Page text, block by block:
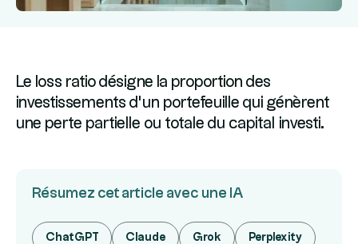
Le loss ratio désigne la proportion des
investissements d’un portefeuille qui génèrent
une perte partielle ou totale du capital investi.
Résumez cet article avec une IA
ChatGPT Claude Grok Perplexity